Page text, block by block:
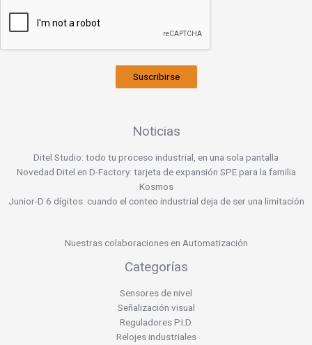
Suscribirse
Noticias
Ditel Studio: todo tu proceso industrial, en una sola pantalla
Novedad Ditel en D-Factory: tarjeta de expansión SPE para la familia
Kosmos
Junior-D 6 dígitos: cuando el conteo industrial deja de ser una limitación
Nuestras colaboraciones en Automatización
Categorías
Sensores de nivel
Señalización visual
Reguladores P.I.D.
Relojes industriales